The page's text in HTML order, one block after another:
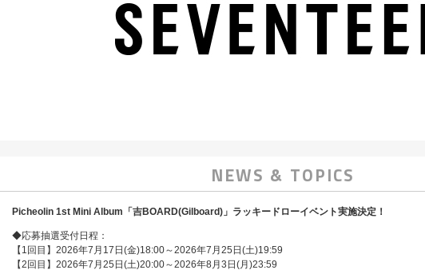
NEWS & TOPICS
Picheolin 1st Mini Album「吉BOARD(Gilboard)」ラッキードローイベント実施決定！
◆応募抽選受付日程：
【1回目】2026年7月17日(金)18:00～2026年7月25日(土)19:59
【2回目】2026年7月25日(土)20:00～2026年8月3日(月)23:59